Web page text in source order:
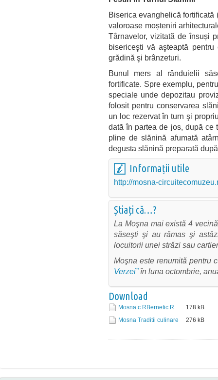
Biserica evanghelică fortificată
valoroase moșteniri
Târnavelor, vizitată de însuși
bisericeşti vă aşteaptă
grădină şi brânzeturi.
Bunul mers al rânduielii
fortificate. Spre exemplu,
speciale unde depozitau
folosit pentru conservarea
un loc rezervat în turn şi
dată în partea de jos, după ce
pline de slănină afumată
degusta slănină preparată
Informații utile
http://mosna-
Știați că…?
La Moşna mai există 4
săseşti şi au rămas şi
locuitorii unei străzi sau
Moşna este renumită pentru
Verzei”în luna octombrie,
Download
Mosna c RBernetic R 178 kB
Mosna Traditii culinare
276 kB